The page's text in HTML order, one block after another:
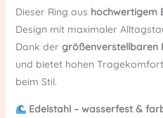
Dieser Ring aus hochwertigem
Design mit maximaler
Dank der größenverstellbaren
und bietet hohen
beim Stil.
Edelstahl – wasserfest &